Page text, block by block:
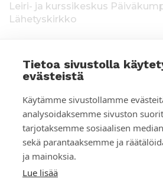
Tietoa sivustolla
evästeistä
Käytämme sivustollamme
analysoidaksemme sivuston
tarjotaksemme sosiaalisen
sekä parantaaksemme ja
ja mainoksia.
Lue lisää
Leiri- ja kurssikeskus
Lähetyskirkko
voimassa toistaiseksi 1.1.2021
1.12.2020, Poliisihallitus.
2025/5437, voimassa
28.8.2025 Ahvenanmaan
varat käytetään Suomen
ulkomaantyöhön. Lahjoittajan